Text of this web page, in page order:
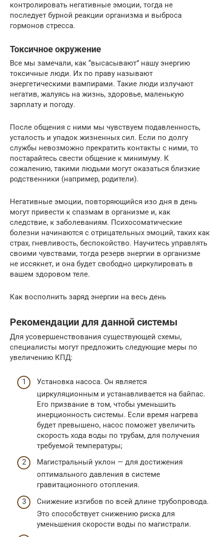
контролировать негативные эмоции, тогда не
последует бурной реакции организма и выброса
гормонов стресса.
Токсичное окружение
Все мы замечали, как “высасывают” нашу энергию
токсичные люди. Их по праву называют
энергетическими вампирами. Такие люди излучают
негатив, жалуясь на жизнь, здоровье, маленькую
зарплату и погоду.
После общения с ними мы чувствуем подавленность,
усталость и упадок жизненных сил. Если по долгу
службы невозможно прекратить контакты с ними, то
постарайтесь свести общение к минимуму. К
сожалению, такими людьми могут оказаться близкие
родственники (например, родители).
Негативные эмоции, повторяющийся изо дня в день
могут привести к спазмам в организме и, как
следствие, к заболеваниям. Психосоматические
болезни начинаются с отрицательных эмоций, таких как
страх, гневливость, беспокойство. Научитесь управлять
своими чувствами, тогда резерв энергии в организме
не иссякнет, и она будет свободно циркулировать в
вашем здоровом теле.
Как восполнить заряд энергии на весь день
Рекомендации для данной системы
Для усовершенствования существующей схемы,
специалисты могут предложить следующие меры по
увеличению КПД:
Установка насоса. Он является
циркуляционным и устанавливается на байпас.
Его призвание в том, чтобы уменьшить
инерционность системы. Если время нагрева
будет превышено, насос поможет увеличить
скорость хода воды по трубам, для получения
требуемой температуры;
Магистральный уклон — для достижения
оптимального давления в системе
гравитационного отопления.
Снижение изгибов по всей длине трубопровода.
Это способствует снижению риска для
уменьшения скорости воды по магистрали.